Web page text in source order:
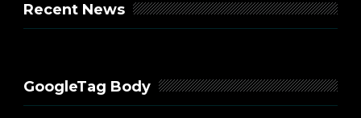
Recent News
GoogleTag Body